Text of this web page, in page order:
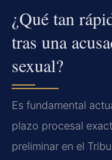
¿Qué tan
tras una
sexual?
Es fundamental
plazo procesal
preliminar en el